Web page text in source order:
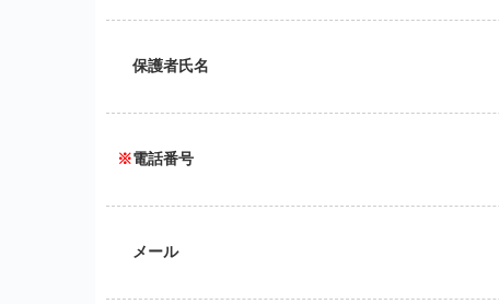
保護者氏名
※電話番号
メール